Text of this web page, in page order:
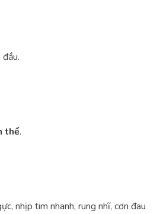
thể.
nhịp tim nhanh, rung nhĩ, cơn đau